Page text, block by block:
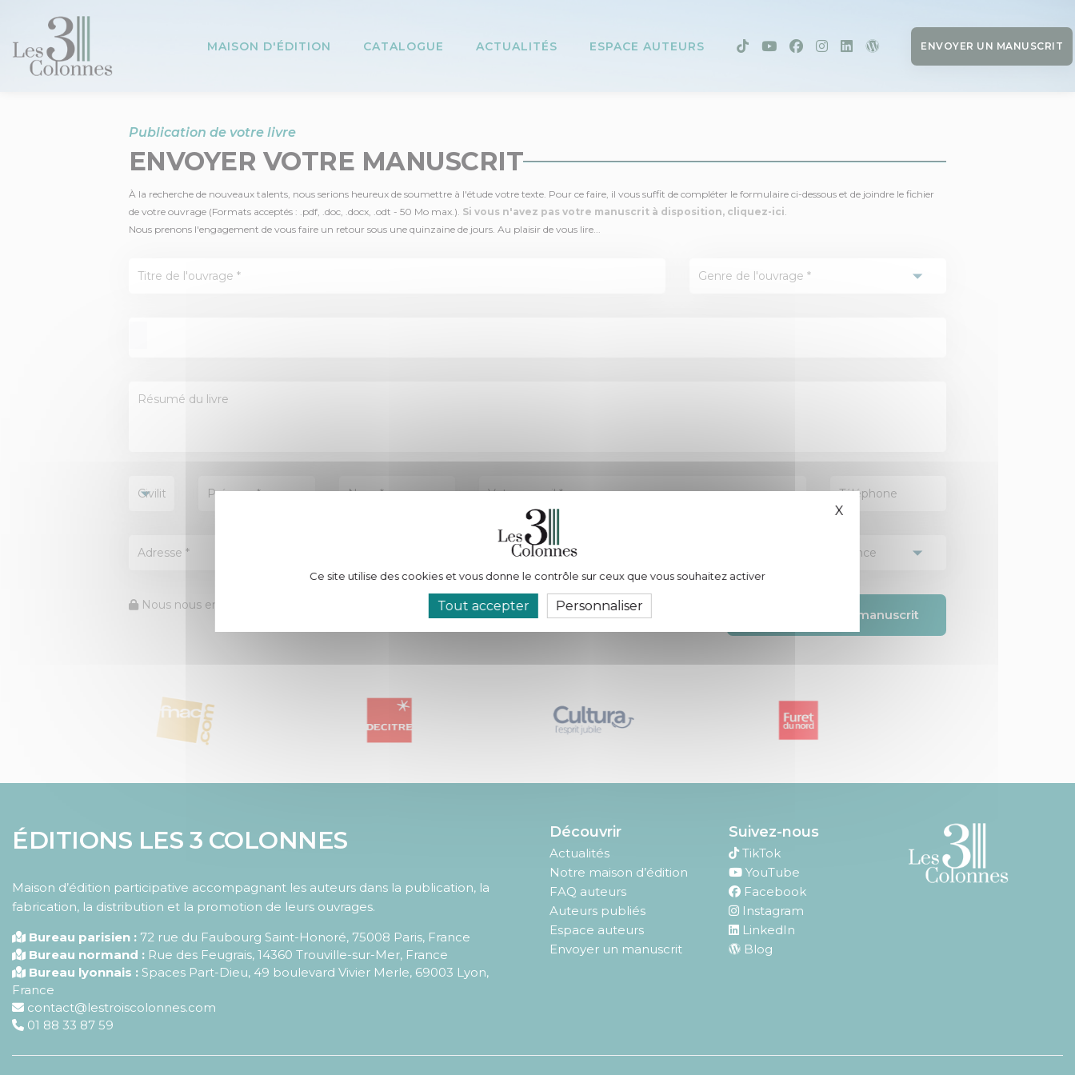
MAISON D'ÉDITION CATALOGUE ACTUALITÉS ESPACE AUTEURS ENVOYER UN MANUSCRIT
Publication de votre livre
ENVOYER VOTRE MANUSCRIT
À la recherche de nouveaux talents, nous serions heureux de soumettre à l'étude votre texte. Pour ce faire, il vous suffit de compléter le formulaire ci-dessous et de joindre le fichier
de votre ouvrage (Formats acceptés : .pdf, .doc, .docx, .odt - 50 Mo max.). Si vous n'avez pas votre manuscrit à disposition, cliquez-ici.
Nous prenons l'engagement de vous faire un retour sous une quinzaine de jours. Au plaisir de vous lire...
Nous nous engageons à protéger vos données personnelles.
Envoyer mon manuscrit
ÉDITIONS LES 3 COLONNES
Maison d’édition participative accompagnant les auteurs dans la publication, la
fabrication, la distribution et la promotion de leurs ouvrages.
Bureau parisien : 72 rue du Faubourg Saint-Honoré, 75008 Paris, France
Bureau normand : Rue des Feugrais, 14360 Trouville-sur-Mer, France
Bureau lyonnais : Spaces Part-Dieu, 49 boulevard Vivier Merle, 69003 Lyon,
France
contact@lestroiscolonnes.com
01 88 33 87 59
Découvrir
Actualités
Notre maison d’édition
FAQ auteurs
Auteurs publiés
Espace auteurs
Envoyer un manuscrit
Suivez-nous
TikTok
YouTube
Facebook
Instagram
LinkedIn
Blog
Ce site utilise des cookies et vous donne le contrôle sur ceux que vous souhaitez activer
Tout accepter Personnaliser
X